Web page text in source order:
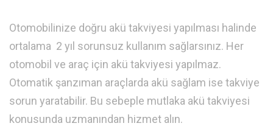
Otomobilinize doğru akü takviyesi yapılması halinde
ortalama 2 yıl sorunsuz kullanım sağlarsınız. Her
otomobil ve araç için akü takviyesi yapılmaz.
Otomatik şanzıman araçlarda akü sağlam ise takviye
sorun yaratabilir. Bu sebeple mutlaka akü takviyesi
konusunda uzmanından hizmet alın.